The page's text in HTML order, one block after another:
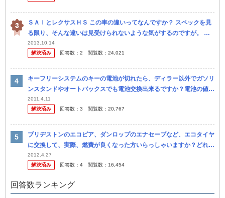
ＳＡＩとレクサスＨＳ この車の違いってなんですか？ スペックを見
る限り、そんな違いは見受けられないような気がするのですが。 な
ぜレクサスになった途端、価格が高くなるのでしょうか？
2013.10.14
解決済み
回答数： 2 閲覧数： 24,021
キーフリーシステムのキーの電池が切れたら、ディラー以外でガソリ
ンスタンドやオートバックスでも電池交換出来るですか？電池の値段
と工賃を存知の方教えて下さい！
2011.4.11
解決済み
回答数： 3 閲覧数： 20,767
ブリヂストンのエコピア、ダンロップのエナセーブなど、エコタイヤ
に交換して、実際、燃費が良くなった方いらっしゃいますか？どれく
らいよくなりましたか？
2012.4.27
解決済み
回答数： 4 閲覧数： 16,454
回答数ランキング